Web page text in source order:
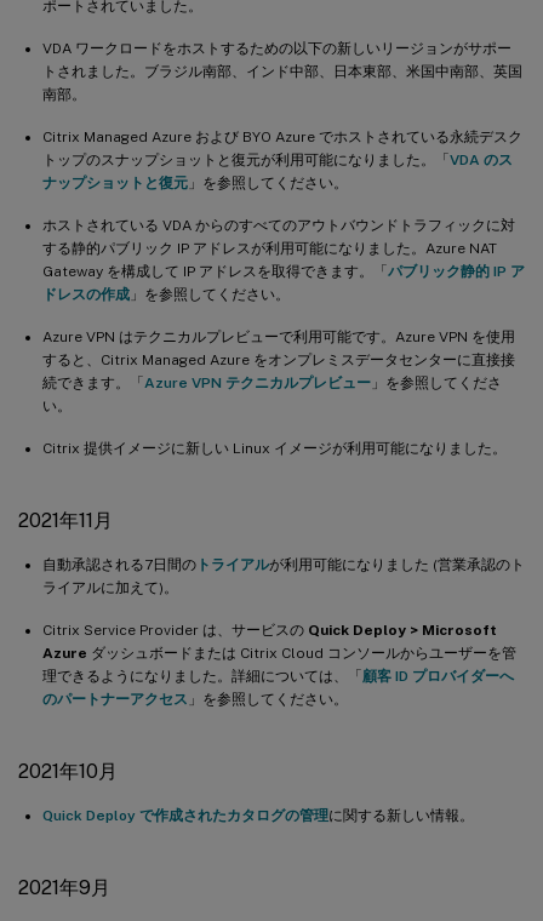
ポートされていました。
VDA ワークロードをホストするための以下の新しいリージョンがサポー
トされました。ブラジル南部、インド中部、日本東部、米国中南部、英国
南部。
Citrix Managed Azure および BYO Azure でホストされている永続デスク
トップのスナップショットと復元が利用可能になりました。「VDA のス
ナップショットと復元 」を参照してください。
ホストされている VDA からのすべてのアウトバウンドトラフィックに対
する静的パブリック IP アドレスが利用可能になりました。Azure NAT
Gateway を構成して IP アドレスを取得できます。「パブリック静的 IP ア
ドレスの作成 」を参照してください。
Azure VPN はテクニカルプレビューで利用可能です。Azure VPN を使用
すると、Citrix Managed Azure をオンプレミスデータセンターに直接接
続できます。「Azure VPN テクニカルプレビュー 」を参照してくださ
い。
Citrix 提供イメージに新しい Linux イメージが利用可能になりました。
2021年11月
自動承認される7日間の トライアルが利用可能になりました (営業承認のト
ライアルに加えて)。
Citrix Service Provider は、サービスの Quick Deploy > Microsoft
Azure ダッシュボードまたは Citrix Cloud コンソールからユーザーを管
理できるようになりました。詳細については、「顧客 ID プロバイダーへ
のパートナーアクセス 」を参照してください。
2021年10月
Quick Deploy で作成されたカタログの管理に関する新しい情報。
2021年9月